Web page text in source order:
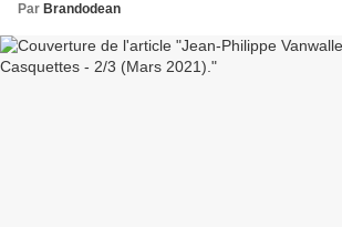
Par Brandodean